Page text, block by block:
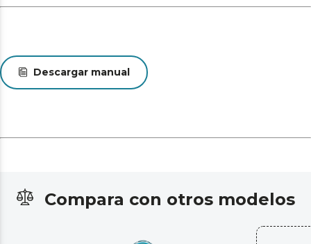
Descargar manual
Compara con otros modelos